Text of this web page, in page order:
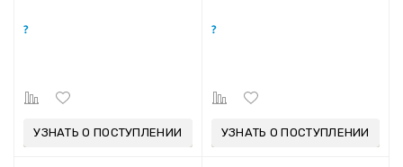
УЗНАТЬ О ПОСТУПЛЕНИИ УЗНАТЬ О ПОСТУПЛЕНИИ